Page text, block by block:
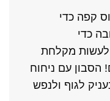
קפה כדי
כדי
מקלחת
הסבון עם ניחוח
לגוף ולנפש